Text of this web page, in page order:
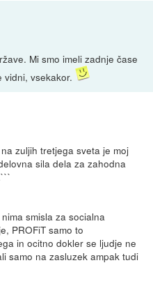
Mi smo imeli zadnje čase
vidni, vsekakor.
zuljih tretjega sveta je moj
sila dela za zahodna
smisla za socialna
PROFiT samo to
in ocitno dokler se ljudje ne
samo na zasluzek ampak tudi